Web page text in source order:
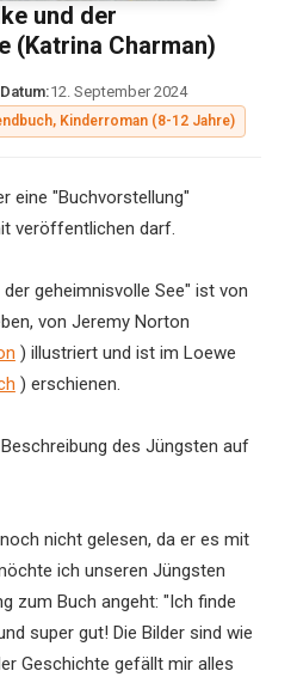
und der
(Katrina Charman)
Datum:12. September 2024
Kinderroman (8-12 Jahre)
eine "Buchvorstellung"
veröffentlichen darf.
geheimnisvolle See" ist von
von Jeremy Norton
) illustriert und ist im Loewe
) erschienen.
des Jüngsten auf
nicht gelesen, da er es mit
ich unseren Jüngsten
zum Buch angeht: "Ich finde
super gut! Die Bilder sind wie
Geschichte gefällt mir alles